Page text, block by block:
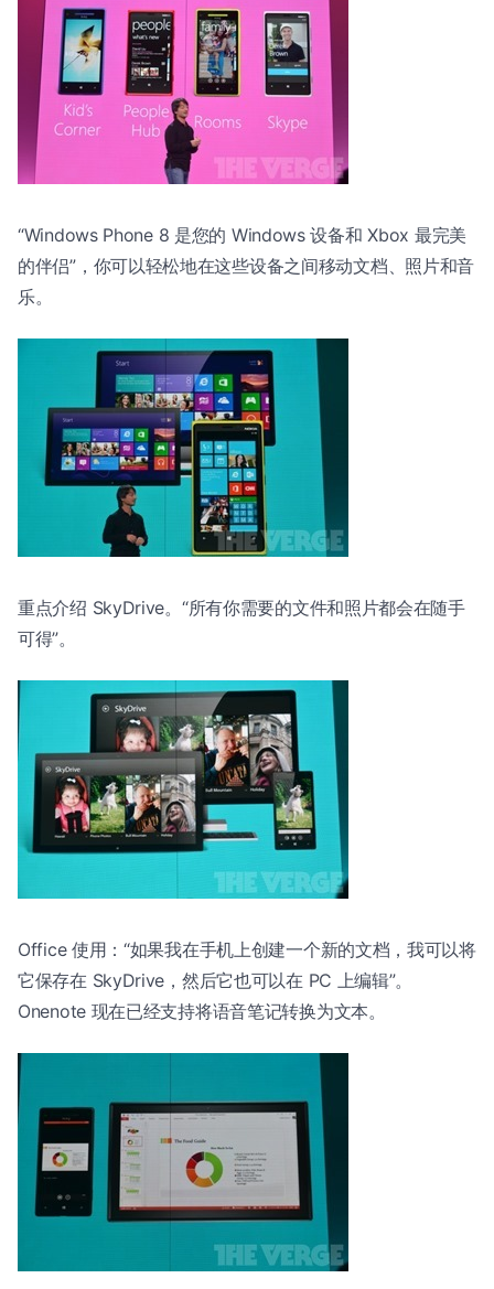
“Windows Phone 8 是您的 Windows 设备和 Xbox 最完美
的伴侣”，你可以轻松地在这些设备之间移动文档、照片和音
乐。
重点介绍 SkyDrive。“所有你需要的文件和照片都会在随手
可得”。
Office 使用：“如果我在手机上创建一个新的文档，我可以将
它保存在 SkyDrive，然后它也可以在 PC 上编辑”。
Onenote 现在已经支持将语音笔记转换为文本。